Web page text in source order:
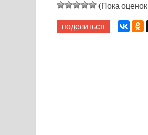
(Пока оценок
поделиться